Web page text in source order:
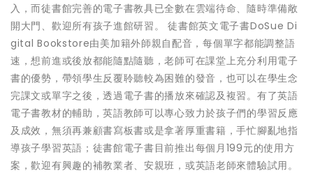
入，而徒書館完善的電子書教具已全數在雲端待命、隨時準備敞
開大門、歡迎所有孩子進館研習。 徒書館英文電子書DoSue Di
gital Bookstore由美加籍外師親自配音，每個單字都能調整語
速，想前進或後放都能隨點隨聽，老師可在課堂上充分利用電子
書的優勢，帶領學生反覆聆聽較為困難的發音，也可以在學生念
完課文或單字之後，透過電子書的播放來確認及複習。有了英語
電子書教材的輔助，英語教師可以專心致力於孩子們的學習反應
及成效，無須再兼顧書寫板書或是拿著厚重書籍，手忙腳亂地指
導孩子學習英語；徒書館電子書目前推出每個月199元的使用方
案，歡迎有興趣的補教業者、安親班，或英語老師來體驗試用。